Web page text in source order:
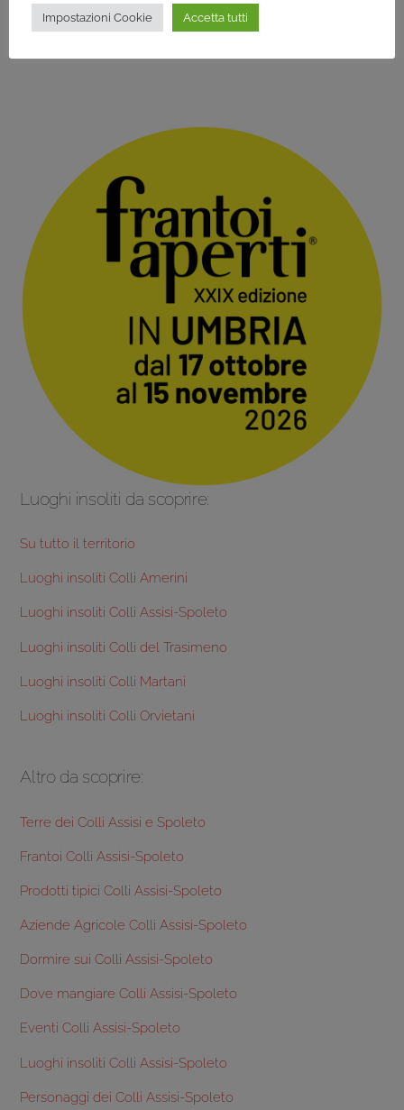
IL POZZO DELLA CAVA – ORVIETO
Luoghi insoliti da scoprire:
Su tutto il territorio
Luoghi insoliti Colli Amerini
Luoghi insoliti Colli Assisi-Spoleto
Luoghi insoliti Colli del Trasimeno
Luoghi insoliti Colli Martani
Luoghi insoliti Colli Orvietani
Altro da scoprire:
Terre dei Colli Assisi e Spoleto
Frantoi Colli Assisi-Spoleto
Prodotti tipici Colli Assisi-Spoleto
Aziende Agricole Colli Assisi-Spoleto
Dormire sui Colli Assisi-Spoleto
Dove mangiare Colli Assisi-Spoleto
Eventi Colli Assisi-Spoleto
Luoghi insoliti Colli Assisi-Spoleto
Personaggi dei Colli Assisi-Spoleto
Impostazioni Cookie Accetta tutti